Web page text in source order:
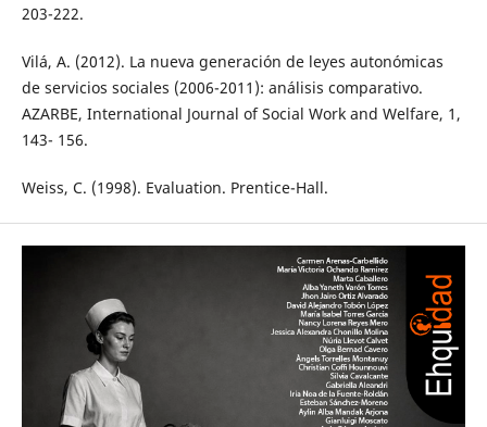
203-222.
Vilá, A. (2012). La nueva generación de leyes autonómicas
de servicios sociales (2006-2011): análisis comparativo.
AZARBE, International Journal of Social Work and Welfare, 1,
143- 156.
Weiss, C. (1998). Evaluation. Prentice-Hall.